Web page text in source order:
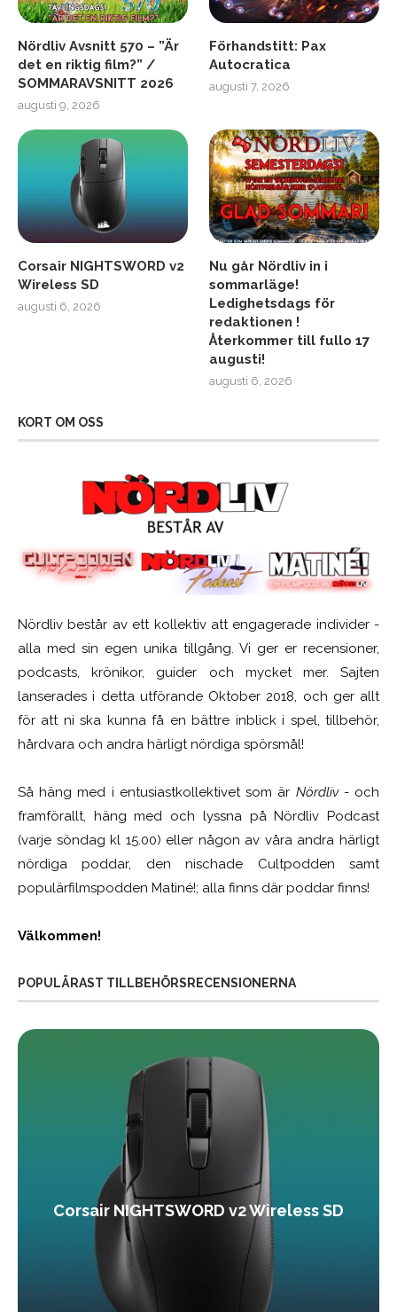
Nördliv Avsnitt 570 – ”Är
det en riktig film?” /
SOMMARAVSNITT 2026
augusti 9, 2026
Förhandstitt: Pax
Autocratica
augusti 7, 2026
Corsair NIGHTSWORD v2
Wireless SD
augusti 6, 2026
Nu går Nördliv in i
sommarläge!
Ledighetsdags för
redaktionen !
Återkommer till fullo 17
augusti!
augusti 6, 2026
KORT OM OSS
Nördliv består av ett kollektiv att engagerade individer -
alla med sin egen unika tillgång. Vi ger er recensioner,
podcasts, krönikor, guider och mycket mer. Sajten
lanserades i detta utförande Oktober 2018, och ger allt
för att ni ska kunna få en bättre inblick i spel, tillbehör,
hårdvara och andra härligt nördiga spörsmål!
Så häng med i entusiastkollektivet som är Nördliv- och
framförallt, häng med och lyssna på Nördliv Podcast
(varje söndag kl 15.00) eller någon av våra andra härligt
nördiga poddar, den nischade Cultpodden samt
populärfilmspodden Matiné!; alla finns där poddar finns!
Välkommen!
POPULÄRAST TILLBEHÖRSRECENSIONERNA
Corsair NIGHTSWORD v2 Wireless SD